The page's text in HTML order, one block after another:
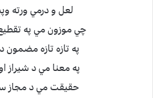
لعل و درمي ورته
چي موزون مي په
په تازه تازه
په معنا مي د شيراز
حقيقت مي د مجاز